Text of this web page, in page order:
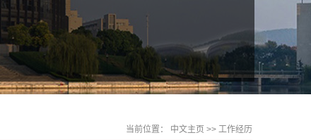
当前位置： 中文主页 >> 工作经历